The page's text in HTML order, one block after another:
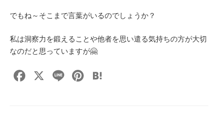
でもね～そこまで言葉がいるのでしょうか？
私は洞察力を鍛えることや他者を思い遣る気持ちの方が大切
なのだと思っていますが🤗
F
X
Li
Pi